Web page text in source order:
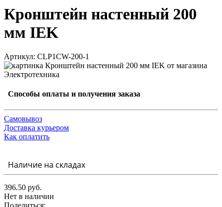
Кронштейн настенный 200
мм IEK
Артикул: CLP1CW-200-1
Способы оплаты и получения заказа
Самовывоз
Доставка курьером
Как оплатить
Наличие на складах
396.50 руб.
Нет в наличии
Поделиться: